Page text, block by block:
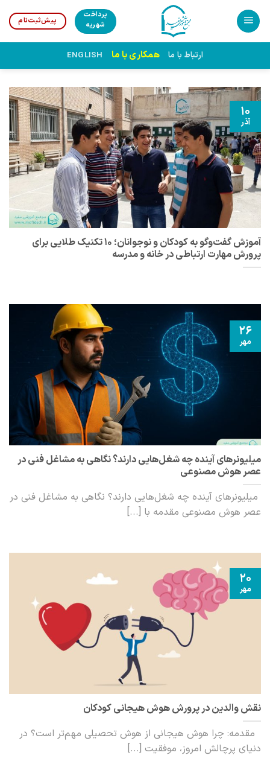
Skip
content
پرداخت
شهریه
پیش‌ثبت‌نام
ارتباط با ما همکاری با ما ENGLISH
آموزش گفت‌وگو به کودکان و نوجوانان؛ ۱۰ تکنیک طلایی برای
پرورش مهارت ارتباطی در خانه و مدرسه
10
آذر
میلیونرهای آینده چه شغل‌هایی دارند؟ نگاهی به مشاغل فنی در
عصر هوش مصنوعی
میلیونرهای آینده چه شغل‌هایی دارند؟ نگاهی به مشاغل فنی در
عصر هوش مصنوعی مقدمه با [...]
26
مهر
نقش والدین در پرورش هوش هیجانی کودکان
مقدمه: چرا هوش هیجانی از هوش تحصیلی مهم‌تر است؟ در
دنیای پرچالش امروز، موفقیت [...]
20
مهر